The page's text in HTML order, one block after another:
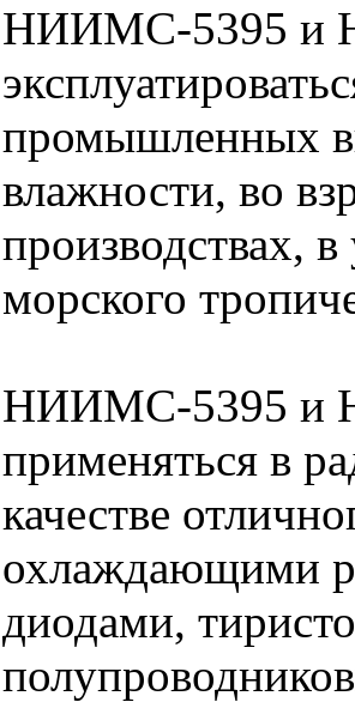
НИИМС-5395 и
промышленных
влажности, во
производствах,
морского
НИИМС-5395 и
применяться в
качестве
охлаждающими
диодами,